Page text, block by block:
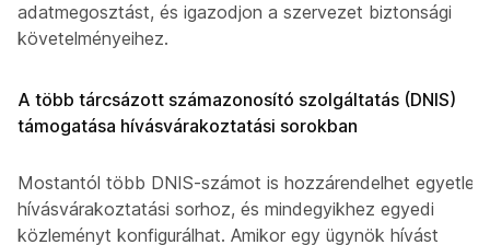
adatmegosztást, és igazodjon a szervezet biztonsági
követelményeihez.
A több tárcsázott számazonosító szolgáltatás (DNIS)
támogatása hívásvárakoztatási sorokban
Mostantól több DNIS-számot is hozzárendelhet egyetlen
hívásvárakoztatási sorhoz, és mindegyikhez egyedi
közleményt konfigurálhat. Amikor egy ügynök hívást